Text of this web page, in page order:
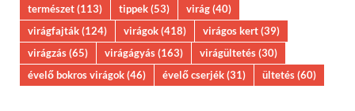
természet(113) tippek(53) virág(40)
virágfajták(124) virágok(418) virágos kert(39)
virágzás(65) virágágyás(163) virágültetés(30)
évelő bokros virágok(46) évelő cserjék(31) ültetés(60)